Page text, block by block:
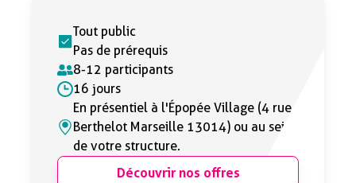
Tout public
Pas de prérequis
8-12 participants
16 jours
En présentiel à l'Épopée Village (4 rue
Berthelot Marseille 13014) ou au sein
de votre structure.
Découvrir nos offres